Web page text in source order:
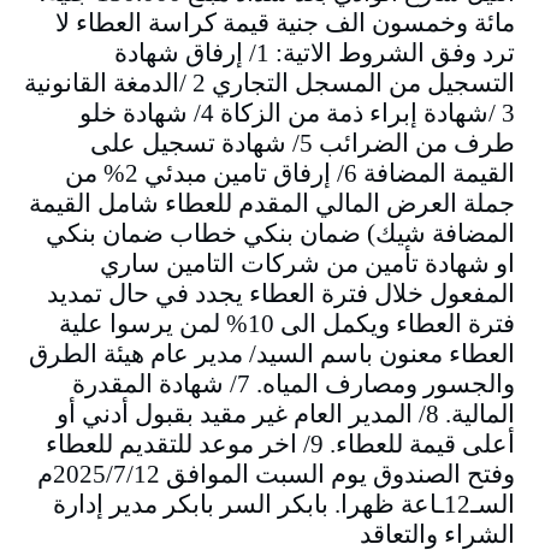
مائة وخمسون الف جنية قيمة كراسة العطاء لا
ترد وفق الشروط الاتية: 1/ إرفاق شهادة
التسجيل من المسجل التجاري 2 /الدمغة القانونية
3 /شهادة إبراء ذمة من الزكاة 4/ شهادة خلو
طرف من الضرائب 5/ شهادة تسجيل على
القيمة المضافة 6/ إرفاق تامين مبدئي 2% من
جملة العرض المالي المقدم للعطاء شامل القيمة
المضافة شيك) ضمان بنكي خطاب ضمان بنكي
او شهادة تأمين من شركات التامين ساري
المفعول خلال فترة العطاء يجدد في حال تمديد
فترة العطاء ويكمل الى 10% لمن يرسوا علية
العطاء معنون باسم السيد/ مدير عام هيئة الطرق
والجسور ومصارف المياه. 7/ شهادة المقدرة
المالية. 8/ المدير العام غير مقيد بقبول أدني أو
أعلى قيمة للعطاء. 9/ اخر موعد للتقديم للعطاء
وفتح الصندوق يوم السبت الموافق 2025/7/12م
السـ12ـاعة ظهرا. بابكر السر بابكر مدير إدارة
الشراء والتعاقد